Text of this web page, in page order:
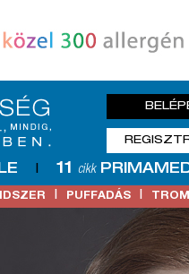
| 11 cikk
| PUFFADÁS |